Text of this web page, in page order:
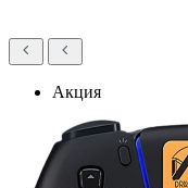
Акция